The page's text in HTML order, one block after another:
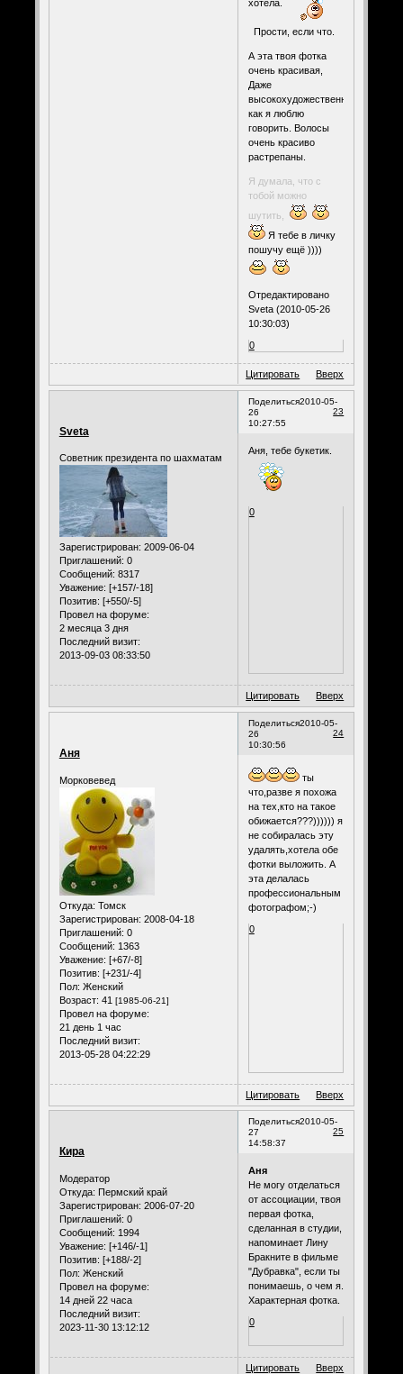
хотела.
Прости, если что.
А эта твоя фотка
очень красивая,
Даже
высокохудожественная,
как я люблю
говорить. Волосы
очень красиво
растрепаны.
Я думала, что с
тобой можно
шутить,
Я тебе в личку
пошучу ещё ))))
Отредактировано
Sveta (2010-05-26
10:30:03)
0
Цитировать Вверх
Поделиться
23
2010-05-
26
10:27:55
Sveta
Советник президента по шахматам
Зарегистрирован: 2009-06-04
Приглашений: 0
Сообщений: 8317
Уважение: [+157/-18]
Позитив: [+550/-5]
Провел на форуме:
2 месяца 3 дня
Последний визит:
2013-09-03 08:33:50
Аня, тебе букетик.
0
Цитировать Вверх
Поделиться
24
2010-05-
26
10:30:56
Аня
Морковевед
Откуда: Томск
Зарегистрирован: 2008-04-18
Приглашений: 0
Сообщений: 1363
Уважение: [+67/-8]
Позитив: [+231/-4]
Пол: Женский
Возраст: 41 [1985-06-21]
Провел на форуме:
21 день 1 час
Последний визит:
2013-05-28 04:22:29
ты
что,разве я похожа
на тех,кто на такое
обижается???)))))) я
не собиралась эту
удалять,хотела обе
фотки выложить. А
эта делалась
профессиональным
фотографом;-)
0
Цитировать Вверх
Поделиться
25
2010-05-
27
14:58:37
Кира
Модератор
Откуда: Пермский край
Зарегистрирован: 2006-07-20
Приглашений: 0
Сообщений: 1994
Уважение: [+146/-1]
Позитив: [+188/-2]
Пол: Женский
Провел на форуме:
14 дней 22 часа
Последний визит:
2023-11-30 13:12:12
Аня
Не могу отделаться
от ассоциации, твоя
первая фотка,
сделанная в студии,
напоминает Лину
Бракните в фильме
"Дубравка", если ты
понимаешь, о чем я.
Характерная фотка.
0
Цитировать Вверх